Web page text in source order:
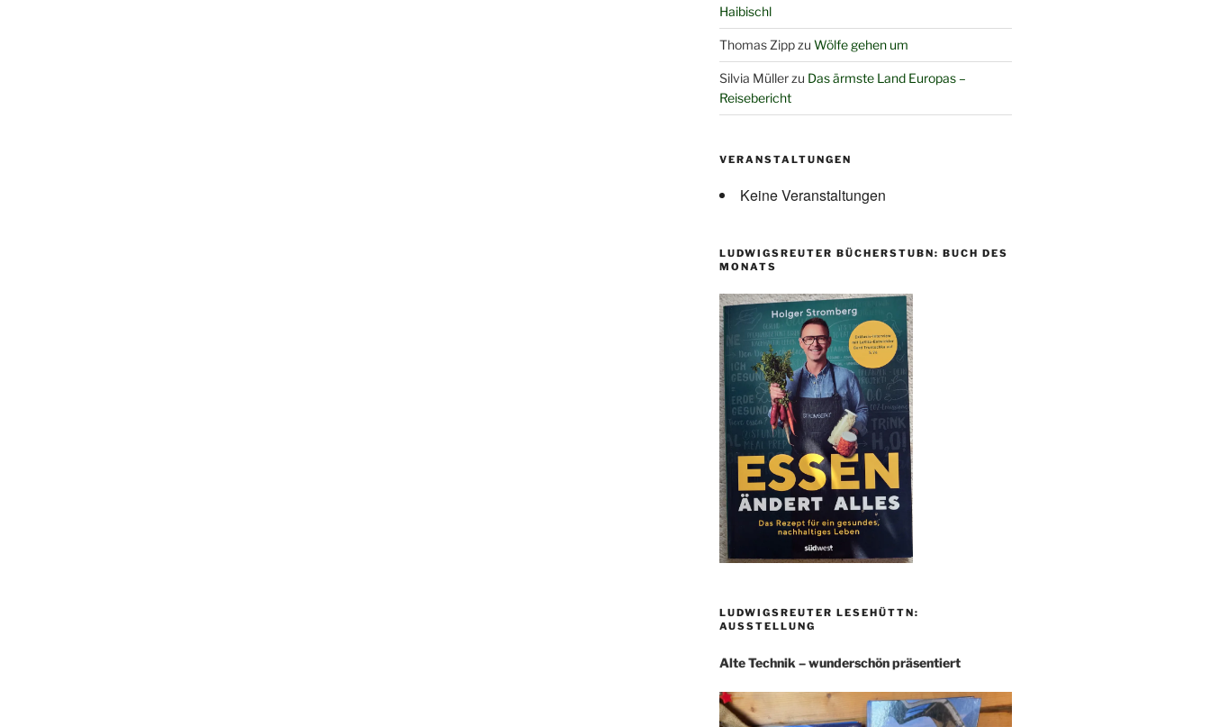
Haibischl
Thomas Zippzu Wölfe gehen um
Silvia Müllerzu Das ärmste Land Europas –
Reisebericht
VERANSTALTUNGEN
Keine Veranstaltungen
LUDWIGSREUTER BÜCHERSTUBN: BUCH DES
MONATS
LUDWIGSREUTER LESEHÜTTN:
AUSSTELLUNG
Alte Technik – wunderschön präsentiert